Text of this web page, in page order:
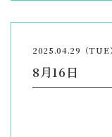
2025.04.29（TUE）
8月16日